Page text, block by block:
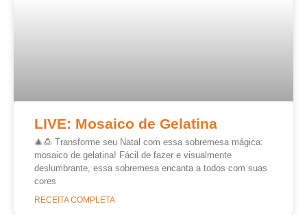
LIVE: Mosaico de Gelatina
🎄🍮 Transforme seu Natal com essa sobremesa mágica:
mosaico de gelatina! Fácil de fazer e visualmente
deslumbrante, essa sobremesa encanta a todos com suas
cores
RECEITA COMPLETA